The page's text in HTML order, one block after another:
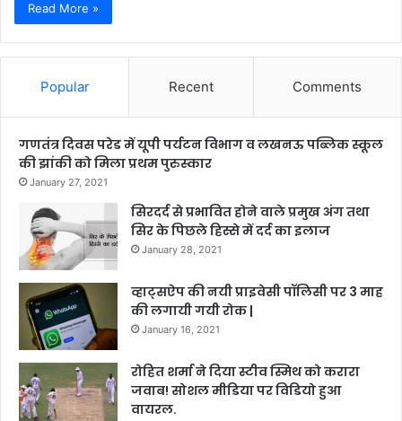
Read More »
Popular Recent Comments
गणतंत्र दिवस परेड में यूपी पर्यटन विभाग व लखनऊ पब्लिक स्कूल
की झांकी को मिला प्रथम पुरुस्कार
January 27, 2021
सिरदर्द से प्रभावित होने वाले प्रमुख अंग तथा
सिर के पिछले हिस्से में दर्द का इलाज
January 28, 2021
व्हाट्सऐप की नयी प्राइवेसी पॉलिसी पर 3 माह
की लगायी गयी रोक |
January 16, 2021
रोहित शर्मा ने दिया स्टीव स्मिथ को करारा
जवाब! सोशल मीडिया पर विडियो हुआ
वायरल.